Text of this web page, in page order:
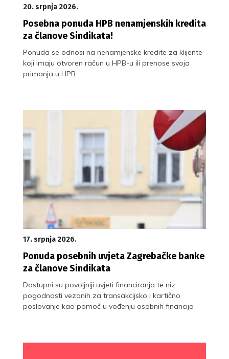
20. srpnja 2026.
Posebna ponuda HPB nenamjenskih kredita
za članove Sindikata!
Ponuda se odnosi na nenamjenske kredite za klijente
koji imaju otvoren račun u HPB-u ili prenose svoja
primanja u HPB
17. srpnja 2026.
Ponuda posebnih uvjeta Zagrebačke banke
za članove Sindikata
Dostupni su povoljniji uvjeti financiranja te niz
pogodnosti vezanih za transakcijsko i kartično
poslovanje kao pomoć u vođenju osobnih financija